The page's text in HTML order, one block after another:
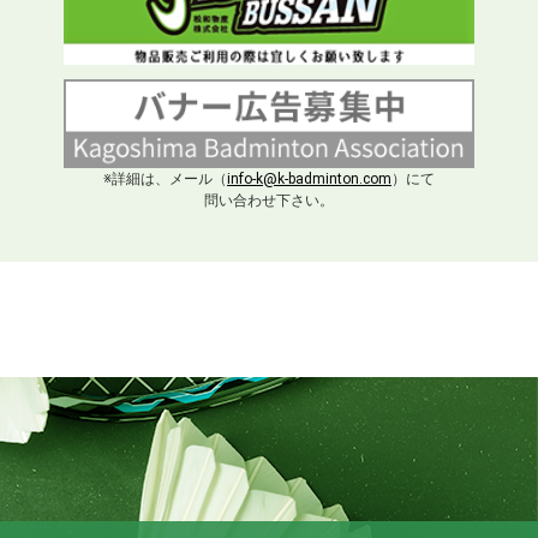
※詳細は、メール（info-k@k-badminton.com ）にて
問い合わせ下さい。